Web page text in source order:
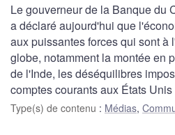
Le gouverneur de la Banque du
a déclaré aujourd'hui que
aux puissantes forces qui sont à
globe, notamment la montée en
de l'Inde, les déséquilibres
comptes courants aux États
Type(s) de contenu : Médias,